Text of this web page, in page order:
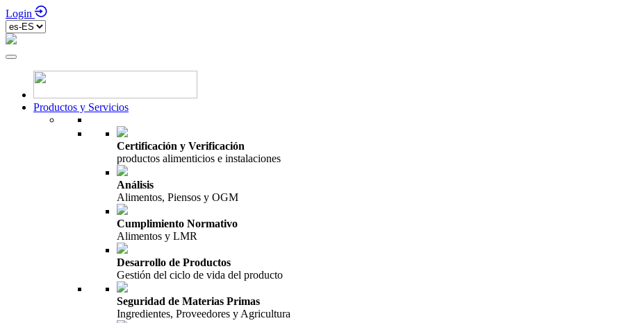
Login
Productos y Servicios
Certificación y Verificación
productos alimenticios e instalaciones
Análisis
Alimentos, Piensos y OGM
Cumplimiento Normativo
Alimentos y LMR
Desarrollo de Productos
Gestión del ciclo de vida del producto
Seguridad de Materias Primas
Ingredientes, Proveedores y Agricultura